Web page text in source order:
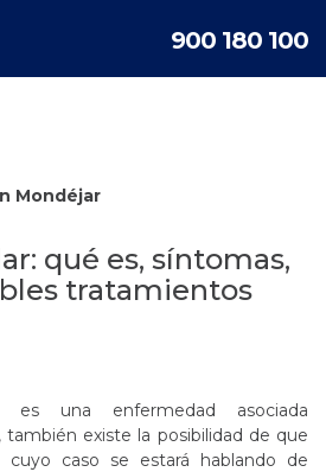
900 180 100
Mondéjar
qué es, síntomas,
tratamientos
es una enfermedad asociada
existe la posibilidad de que
caso se estará hablando de